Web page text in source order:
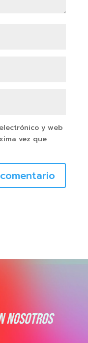
y web
vez que
NOSOTROS